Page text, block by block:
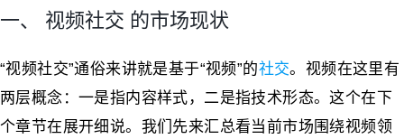
一、 视频社交 的市场现状
“视频社交”通俗来讲就是基于“视频”的社交。视频在这里有
两层概念：一是指内容样式，二是指技术形态。这个在下
个章节在展开细说。我们先来汇总看当前市场围绕视频领